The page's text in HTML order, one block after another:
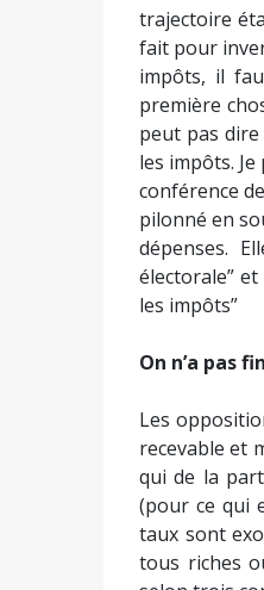
trajectoire
fait pour
impôts, il
première
peut pas
les impôts.
conférence
pilonné en
dépenses.
électorale”
les impôts”
On n’a pas
Les
recevable et
qui de la
(pour ce qui
taux sont
tous riches